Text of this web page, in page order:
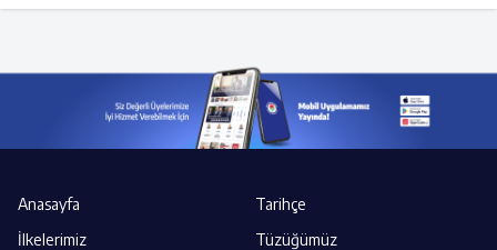
Anasayfa
Tarihçe
İlkelerimiz
Tüzüğümüz